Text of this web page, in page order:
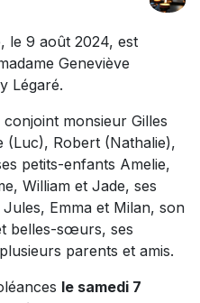
le 9 août 2024, est
Geneviève
Légaré.
monsieur Gilles
Robert (Nathalie),
petits-enfants Amelie,
William et Jade, ses
Emma et Milan, son
belles-sœurs, ses
parents et amis.
le samedi 7